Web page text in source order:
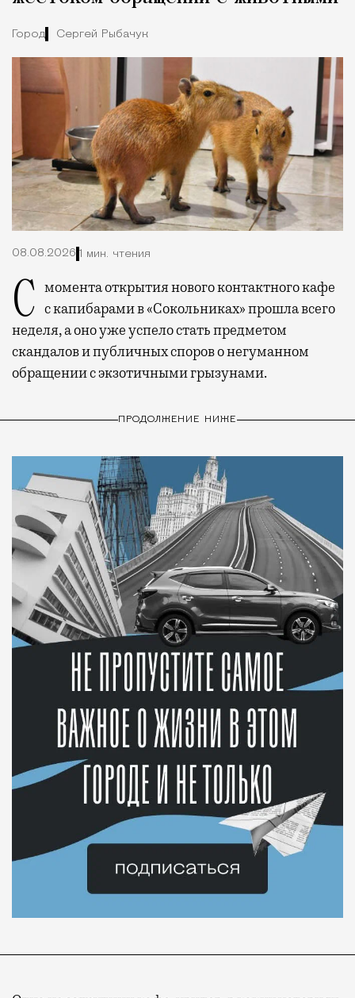
Город Сергей Рыбачук
08.08.2026 1 мин. чтения
С момента открытия нового контактного кафе с капибарами в «Сокольниках» прошла всего
неделя, а оно уже успело стать предметом
скандалов и публичных споров о негуманном
обращении с экзотичными грызунами.
ПРОДОЛЖЕНИЕ НИЖЕ